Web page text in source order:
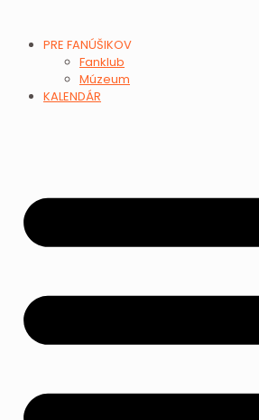
PRE FANÚŠIKOV
Fanklub
Múzeum
KALENDÁR